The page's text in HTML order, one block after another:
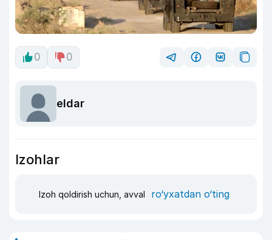
0 0
eldar
Izohlar
Izoh qoldirish uchun, avval ro‘yxatdan o‘ting